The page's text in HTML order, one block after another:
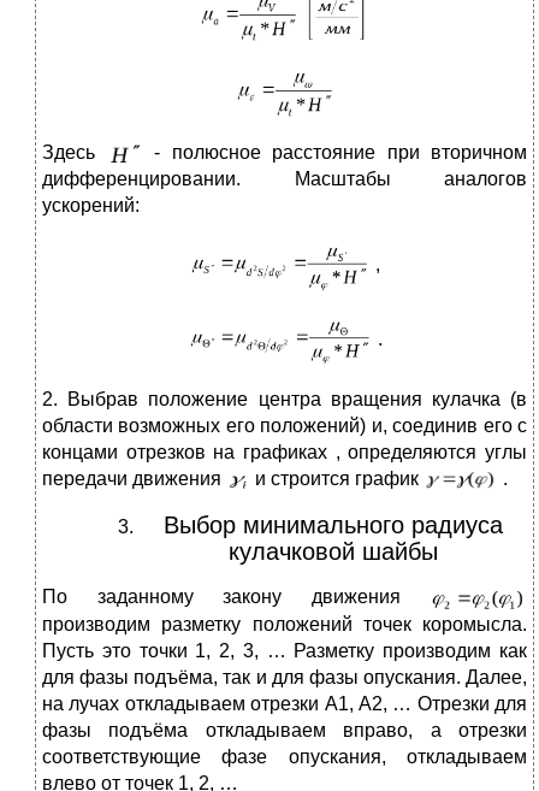
Здесь
- полюсное расстояние при вторичном
дифференцировании. Масштабы аналогов
ускорений:
,
.
2. Выбрав положение центра вращения кулачка (в
области возможных его положений) и, соединив его с
концами отрезков на графиках , определяются углы
передачи движения
и строится график .
Выбор минимального радиуса
кулачковой шайбы
По заданному закону движения
производим разметку положений точек коромысла.
Пусть это точки 1, 2, 3, … Разметку производим как
для фазы подъёма, так и для фазы опускания. Далее,
на лучах откладываем отрезки А1, А2, … Отрезки для
фазы подъёма откладываем вправо, а отрезки
соответствующие фазе опускания, откладываем
влево от точек 1, 2, …